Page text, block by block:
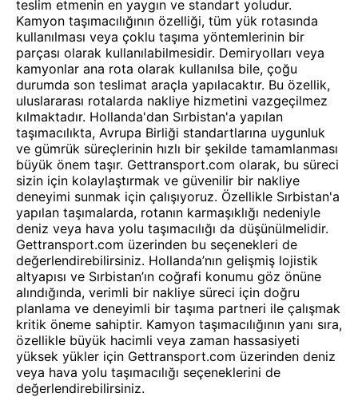
teslim etmenin en yaygın ve standart yoludur.
Kamyon taşımacılığının özelliği, tüm yük rotasında
kullanılması veya çoklu taşıma yöntemlerinin bir
parçası olarak kullanılabilmesidir. Demiryolları veya
kamyonlar ana rota olarak kullanılsa bile, çoğu
durumda son teslimat araçla yapılacaktır. Bu özellik,
uluslararası rotalarda nakliye hizmetini vazgeçilmez
kılmaktadır. Hollanda'dan Sırbistan'a yapılan
taşımacılıkta, Avrupa Birliği standartlarına uygunluk
ve gümrük süreçlerinin hızlı bir şekilde tamamlanması
büyük önem taşır. Gettransport.com olarak, bu süreci
sizin için kolaylaştırmak ve güvenilir bir nakliye
deneyimi sunmak için çalışıyoruz. Özellikle Sırbistan'a
yapılan taşımalarda, rotanın karmaşıklığı nedeniyle
deniz veya hava yolu taşımacılığı da düşünülmelidir.
Gettransport.com üzerinden bu seçenekleri de
değerlendirebilirsiniz. Hollanda’nın gelişmiş lojistik
altyapısı ve Sırbistan’ın coğrafi konumu göz önüne
alındığında, verimli bir nakliye süreci için doğru
planlama ve deneyimli bir taşıma partneri ile çalışmak
kritik öneme sahiptir. Kamyon taşımacılığının yanı sıra,
özellikle büyük hacimli veya zaman hassasiyeti
yüksek yükler için Gettransport.com üzerinden deniz
veya hava yolu taşımacılığı seçeneklerini de
değerlendirebilirsiniz.